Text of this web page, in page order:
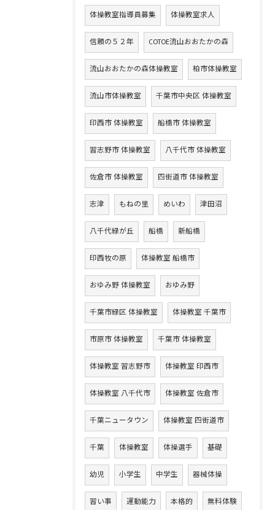
体操教室指導員募集 体操教室求人
信頼の５２年 COTOE流山おおたかの森
流山おおたかの森体操教室 柏市体操教室
流山市体操教室 千葉市中央区 体操教室
印西市 体操教室 船橋市 体操教室
習志野市 体操教室 八千代市 体操教室
佐倉市 体操教室 四街道市 体操教室
志津 もねの里 めいわ 津田沼
八千代緑が丘 船橋 新船橋
印西牧の原 体操教室 船橋市
おゆみ野 体操教室 おゆみ野
千葉市緑区 体操教室 体操教室 千葉市
市原市 体操教室 千葉市 体操教室
体操教室 習志野市 体操教室 印西市
体操教室 八千代市 体操教室 佐倉市
千葉ニュータウン 体操教室 四街道市
千葉 体操教室 体操選手 基礎
幼児 小学生 中学生 器械体操
習い事 運動能力 本格的 無料体験